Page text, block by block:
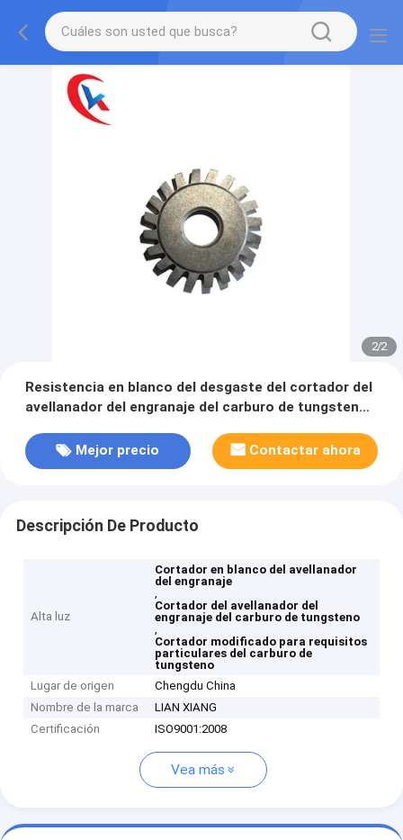
2/2
Resistencia en blanco del desgaste del cortador del
avellanador del engranaje del carburo de tungsteno
Mejor precio
Contactar ahora
Descripción De Producto
Alta luz
Cortador en blanco del avellanador
del engranaje
,
Cortador del avellanador del
engranaje del carburo de tungsteno
,
Cortador modificado para requisitos
particulares del carburo de
tungsteno
Lugar de origen
Chengdu China
Nombre de la marca
LIAN XIANG
Certificación
ISO9001:2008
Vea más